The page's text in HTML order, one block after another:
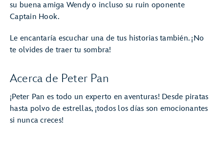
su buena amiga Wendy o incluso su ruin oponente
Captain Hook.
Le encantaría escuchar una de tus historias también. ¡No
te olvides de traer tu sombra!
Acerca de Peter Pan
¡Peter Pan es todo un experto en aventuras! Desde piratas
hasta polvo de estrellas, ¡todos los días son emocionantes
si nunca creces!